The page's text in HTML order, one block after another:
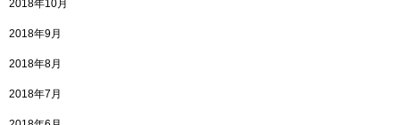
2018年10月
2018年9月
2018年8月
2018年7月